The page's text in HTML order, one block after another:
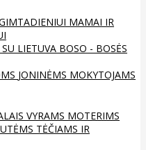
MAMAI IR
SU LIETUVA BOSO - BOSĖS
JONINĖMS MOKYTOJAMS
VYRAMS MOTERIMS
TĖČIAMS IR